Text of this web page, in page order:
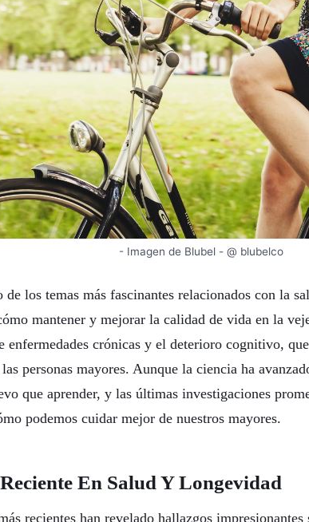
- Imagen de Blubel - @ blubelco
los temas más fascinantes relacionados con la
mantener y mejorar la calidad de vida en la
enfermedades crónicas y el deterioro cognitivo,
personas mayores. Aunque la ciencia ha
que aprender, y las últimas investigaciones
podemos cuidar mejor de nuestros mayores.
En Salud Y Longevidad
recientes han revelado hallazgos impresionantes